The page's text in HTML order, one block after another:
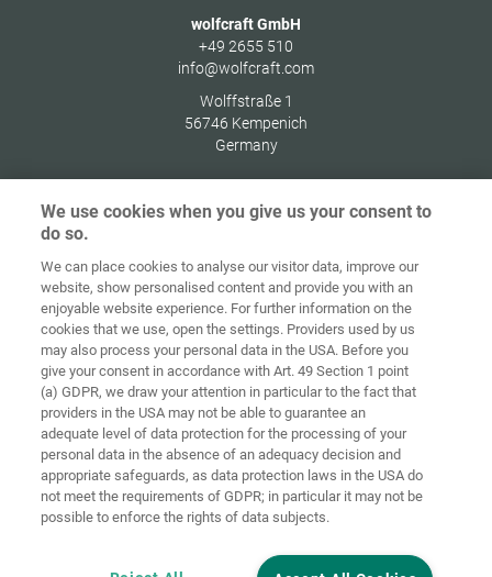
wolfcraft GmbH
+49 2655 510
info@wolfcraft.com
Wolffstraße 1
56746 Kempenich
Germany
Αρχική Επικοινωνία
Στοιχεία
έκδοσης
Προστασία
δεδομένων
Γενικοί Όροι
Συναλλαγών
Οδηγίες για
Cookies Σύνδεση
Accessibility
Statement
Ρυθμίσεις cookies
We use cookies when you give us your consent to
do so.
We can place cookies to analyse our visitor data, improve our
website, show personalised content and provide you with an
enjoyable website experience. For further information on the
cookies that we use, open the settings. Providers used by us
may also process your personal data in the USA. Before you
give your consent in accordance with Art. 49 Section 1 point
(a) GDPR, we draw your attention in particular to the fact that
providers in the USA may not be able to guarantee an
adequate level of data protection for the processing of your
personal data in the absence of an adequacy decision and
appropriate safeguards, as data protection laws in the USA do
not meet the requirements of GDPR; in particular it may not be
possible to enforce the rights of data subjects.